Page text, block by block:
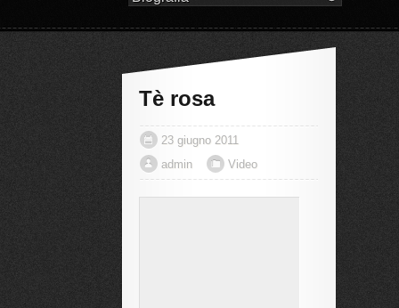
Tè rosa
23 giugno 2011
admin
Video